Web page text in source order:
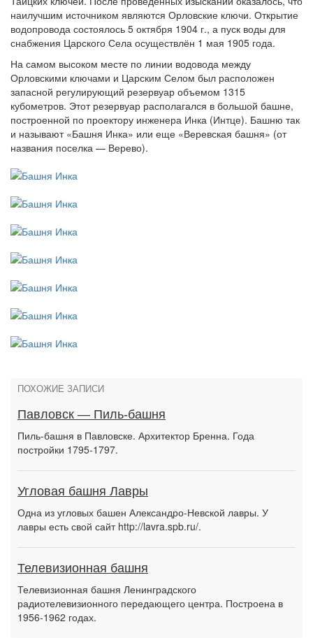
наилучшим источником являются Орловские ключи. Открытие
водопровода состоялось 5 октября 1904 г., а пуск воды для
снабжения Царского Села осуществлён 1 мая 1905 года.
На самом высоком месте по линии водовода между
Орловскими ключами и Царским Селом был расположен
запасной регулирующий резервуар объемом 1315
кубометров. Этот резервуар располагался в большой башне,
построенной по проектору инженера Инка (Интце). Башню так
и называют «Башня Инка» или еще «Веревская башня» (от
названия поселка — Верево).
ПОХОЖИЕ ЗАПИСИ
Павловск — Пиль-башня
Пиль-башня в Павловске. Архитектор Бренна. Года
постройки 1795-1797.
Угловая башня Лавры
Одна из угловых башен Александро-Невской лавры. У
лавры есть свой сайт http://lavra.spb.ru/.
Телевизионная башня
Телевизионная башня Ленинградского
радиотелевизионного передающего центра. Построена в
1956-1962 годах.